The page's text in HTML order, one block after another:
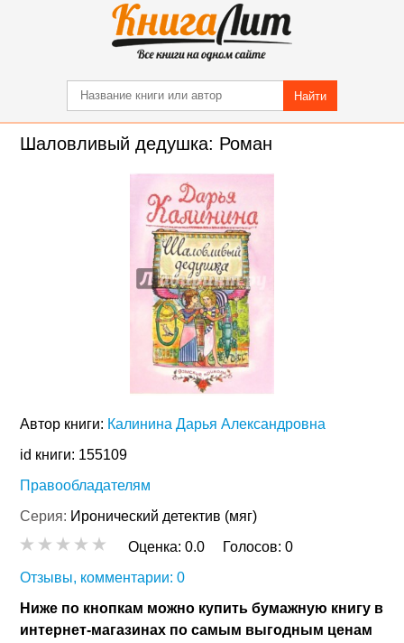
Найти
Шаловливый дедушка: Роман
Автор книги: Калинина Дарья Александровна
id книги: 155109
Правообладателям
Серия: Иронический детектив (мяг)
Оценка:0.0 Голосов:0
Отзывы, комментарии: 0
Ниже по кнопкам можно купить бумажную книгу в
интернет-магазинах по самым выгодным ценам